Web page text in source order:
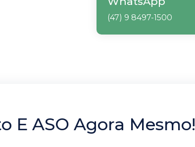
(47) 9 8497-1500
E ASO Agora Mesmo!